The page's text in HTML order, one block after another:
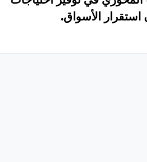
استقرار الأسواق.